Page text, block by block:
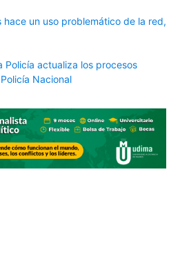
un uso problemático de la red,
Policía actualiza los procesos
Nacional